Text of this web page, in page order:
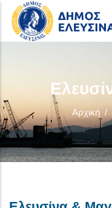
Παράκαμψη προς το
Αρχική /